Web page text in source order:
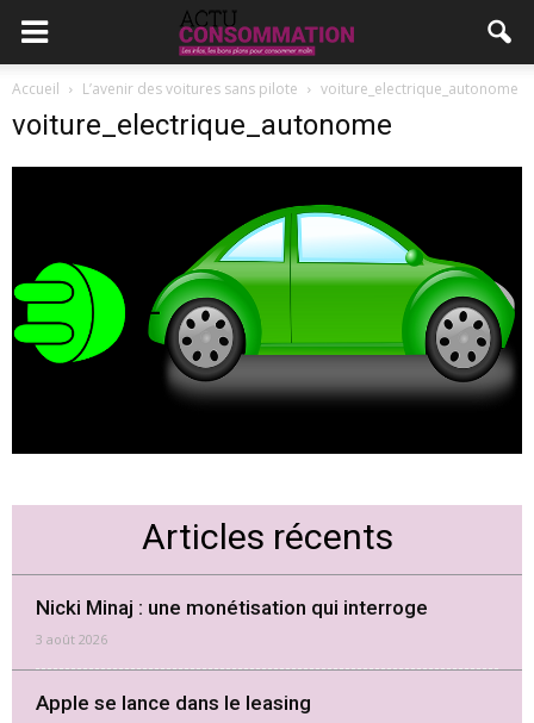
Accueil L’avenir des voitures sans pilote voiture_electrique_autonome
voiture_electrique_autonome
Articles récents
Nicki Minaj : une monétisation qui interroge
3 août 2026
Apple se lance dans le leasing